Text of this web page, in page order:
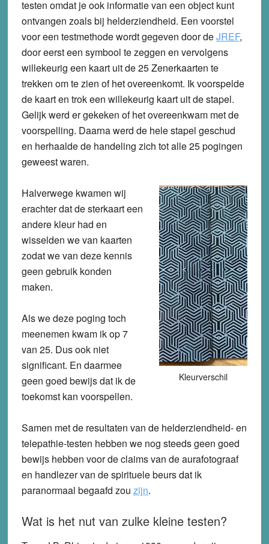
testen omdat je ook informatie van een object kunt
ontvangen zoals bij helderziendheid. Een voorstel
voor een testmethode wordt gegeven door deJREF,
door eerst een symbool te zeggen en vervolgens
willekeurig een kaart uit de 25 Zenerkaarten te
trekken om te zien of het overeenkomt. Ik voorspelde
de kaart en trok een willekeurig kaart uit de stapel.
Gelijk werd er gekeken of het overeenkwam met de
voorspelling. Daarna werd de hele stapel geschud
en herhaalde de handeling zich tot alle 25 pogingen
geweest waren.
Kleurverschil
Halverwege kwamen wij
erachter dat de sterkaart een
andere kleur had en
wisselden we van kaarten
zodat we van deze kennis
geen gebruik konden
maken.
Als we deze poging toch
meenemen kwam ik op 7
van 25. Dus ook niet
significant. En daarmee
geen goed bewijs dat ik de
toekomst kan voorspellen.
Samen met de resultaten van de helderziendheid- en
telepathie-testen hebben we nog steeds geen goed
bewijs hebben voor de claims van de aurafotograaf
en handlezer van de spirituele beurs dat ik
paranormaal begaafd zou zijn.
Wat is het nut van zulke kleine testen?